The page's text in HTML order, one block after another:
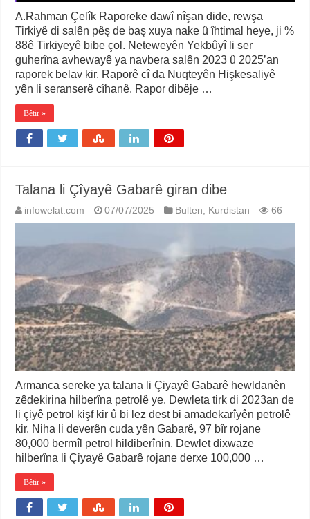
A.Rahman Çelîk Raporeke dawî nîşan dide, rewşa
Tirkiyê di salên pêş de baş xuya nake û îhtimal heye, ji %
88ê Tirkiyeyê bibe çol. Neteweyên Yekbûyî li ser
guherîna avhewayê ya navbera salên 2023 û 2025’an
raporek belav kir. Raporê cî da Nuqteyên Hişkesaliyê
yên li seranserê cîhanê. Rapor dibêje …
Bêtir »
Talana li Çîyayê Gabarê giran dibe
infowelat.com 07/07/2025 Bulten Kurdistan 66
Armanca sereke ya talana li Çiyayê Gabarê hewldanên
zêdekirina hilberîna petrolê ye. Dewleta tirk di 2023an de
li çiyê petrol kişf kir û bi lez dest bi amadekarîyên petrolê
kir. Niha li deverên cuda yên Gabarê, 97 bîr rojane
80,000 bermîl petrol hildiberînin. Dewlet dixwaze
hilberîna li Çiyayê Gabarê rojane derxe 100,000 …
Bêtir »